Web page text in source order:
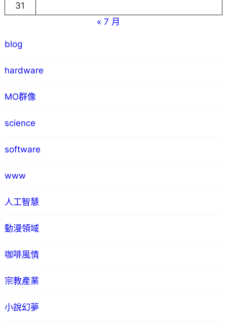
31
« 7 月
blog
hardware
MO群像
science
software
www
人工智慧
動漫領域
咖啡風情
宗教產業
小說幻夢